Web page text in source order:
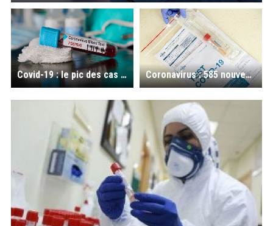
Covid-19 : le pic des cas de contamination a été atteint le 25 janvier dernier, précise le ministre de la santé Coronavirus : 585 nouveaux cas, 485 guérisons et 11 décès au bilan de mercredi